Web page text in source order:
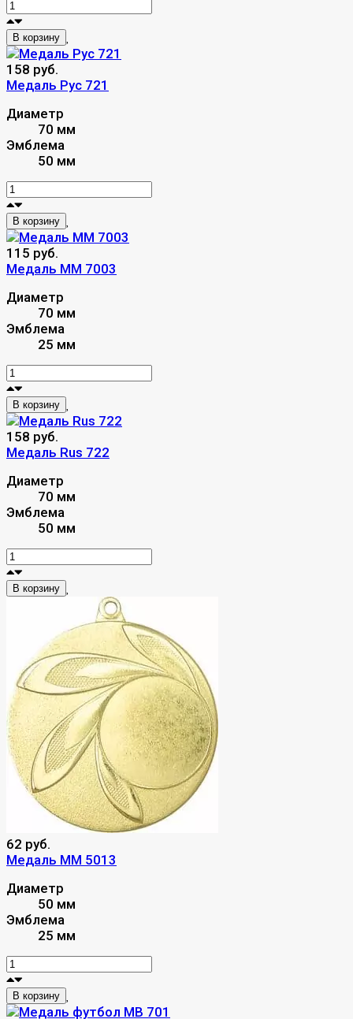
В корзину
158 руб.
Медаль Рус 721
Диаметр
70 мм
Эмблема
50 мм
В корзину
115 руб.
Медаль MM 7003
Диаметр
70 мм
Эмблема
25 мм
В корзину
158 руб.
Медаль Rus 722
Диаметр
70 мм
Эмблема
50 мм
В корзину
62 руб.
Медаль MM 5013
Диаметр
50 мм
Эмблема
25 мм
В корзину